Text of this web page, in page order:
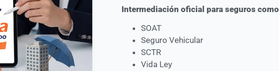
Intermediación oficial para seguros como
SOAT
Seguro Vehicular
SCTR
Vida Ley